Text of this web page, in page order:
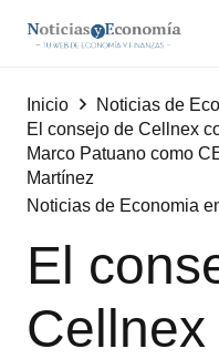
Inicio
Noticias de
El consejo de Cellnex
Marco Patuano como
Martínez
Noticias de Economia
El